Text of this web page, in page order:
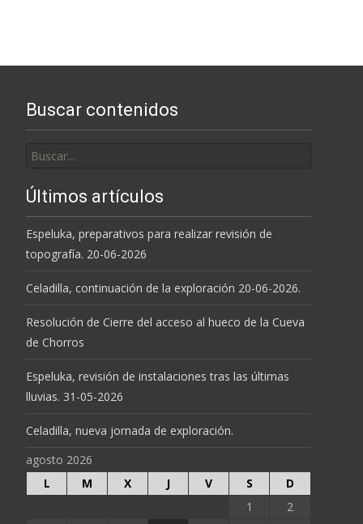
Buscar contenidos
por:
Últimos artículos
Espeluka, preparativos para realizar revisión de
topografía. 20-06-2026
Celadilla, continuación de la exploración 20-06-2026.
Resolución de Cierre del acceso al hueco de la Cueva
de Chorros
Espeluka, revisión de instalaciones tras las últimas
lluvias. 31-05-2026
Celadilla, nueva jornada de exploración.
agosto 2026
L
M X J V S
D
1
2